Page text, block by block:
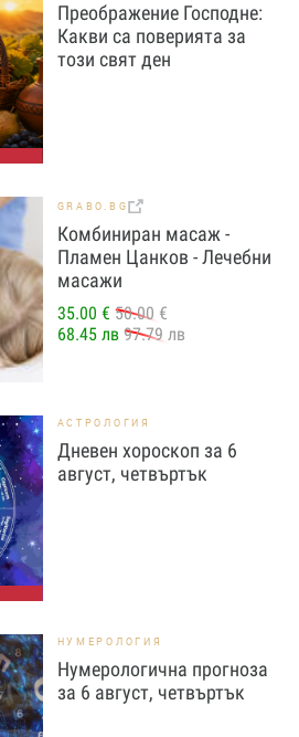
Преображение Господне:
Какви са поверията за
този свят ден
GRABO.BG
Комбиниран масаж -
Пламен Цанков - Лечебни
масажи
35.00 € 50.00 €
68.45 лв 97.79 лв
АСТРОЛОГИЯ
Дневен хороскоп за 6
август, четвъртък
НУМЕРОЛОГИЯ
Нумерологична прогноза
за 6 август, четвъртък